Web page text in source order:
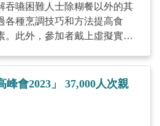
吞嚥困難人士除糊餐以外的其
各種烹調技巧和方法提高食
。此外，參加者戴上虛擬實境
遠程復康訓練平台，讓患者可
，足不出戶就能進行健康監
展品方面，沉浸式延展實境
玩，參加者手握紅櫻槍，與
峰會2023」 37,000人次親